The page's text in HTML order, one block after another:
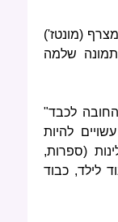
(מונטז')
תמונה שלמה
לכבד"
להיות
(ספרות,
לילד, כבוד